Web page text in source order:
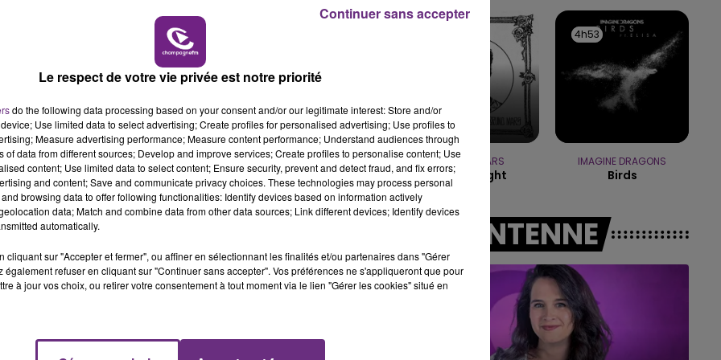
LE WEEK-END CHAMPAGNE FM
16h00 - 20h00
LE WEEK-END CHAMPAGNE FM
à trois le total des décès pour le Grand Est.
de la Moselle.
86 ans, tous deux originaires du Haut-Rhin, sont
des rassemblements de plus de 1000 personnes.
considérées comme utiles à la vie de la
concours ou encore le recours aux transports en
qui s'est tenu à l'Elysée pendant plus de deux heures.
BRUNO MARS
I Just Might
4h53
4h53
IMAGINE DRAGONS
Birds
A L'ANTENNE
Le respect de votre vie privée est notre priorité
do the following data processing based on your consent and/or our legitimate interest: Store and/or
Use limited data to select advertising; Create profiles for personalised advertising; Use profiles to
Measure advertising performance; Measure content performance; Understand audiences through
of data from different sources; Develop and improve services; Create profiles to personalise content; Use
content; Use limited data to select content; Ensure security, prevent and detect fraud, and fix errors;
and content; Save and communicate privacy choices. These technologies may process personal
browsing data to offer following functionalities: Identify devices based on information actively
data; Match and combine data from other data sources; Link different devices; Identify devices
automatically.
cliquant sur "Accepter et fermer", ou affiner en sélectionnant les finalités et/ou partenaires dans "Gérer
également refuser en cliquant sur "Continuer sans accepter". Vos préférences ne s'appliqueront que pour
à jour vos choix, ou retirer votre consentement à tout moment via le lien "Gérer les cookies" situé en
Continuer sans accepter